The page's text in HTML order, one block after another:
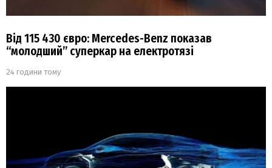
Від 115 430 євро: Mercedes-Benz показав
“молодший” суперкар на електротязі
24 години тому